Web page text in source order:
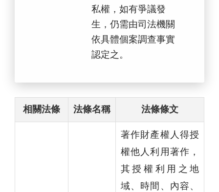
私權，如有爭議發
生，仍需由司法機關
依具體個案調查事實
認定之。
相關法條 法條名稱 法條條文
著作財產權人得授
權他人利用著作，
其授權利用之地
域、時間、內容、